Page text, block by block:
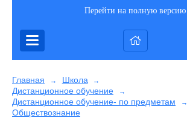
Перейти на полную версию
Главная → Школа →
Дистанционное обучение →
Дистанционное обучение- по предметам →
Обществознание